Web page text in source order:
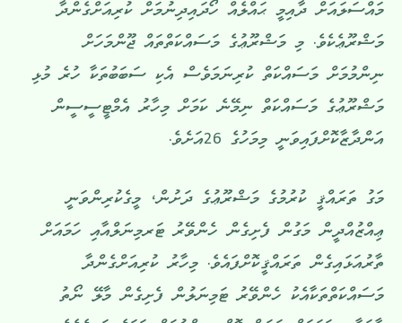
މައްސަލައަށް ދާއިމީ ޙައްލެއް ހޯދައިދިނުމަށް ކުރިއަށްގެންދާ
މަޝްރޫޢެކެވެ. މި މަޝްރޫޢުގެ މަސައްކަތްތައް ޖޫންމަހަށް
ނިންމުމަށް މަސައްކަތް ކުރިނަމަވެސް އެކި ސަބަބުތަކާ ހުރެ މުޅި
މަޝްރޫޢުގެ މަސައްކަތް ނިމޭނެ ކަމަށް މިހާރު އެމްޓީސީސީން
އަންދާޒާކޮށްފައިވަނީ މިމަހުގެ 26އަށެވެ.
މަގު ތަރައްޤީ ކުރުމުގެ މަޝްރޫޢުގެ ދަށުން، މީގެކުރިންވަނީ
ޢިއްޒުއްދީން މަގުން ފެށިގެން ހެންވޭރު ޓަރމިނަލްއާއި ހަމައަށް
ތާރުއަޅައިގެން ތަރައްޤީކޮށްފައެވެ. މިހާރު ކުރިއަށްގެންދާ
މަސައްކަތްތަކާއެކު ހެންވޭރު ޓަމިނަލުން ފެށިގެން މާލޭ ނޯތު